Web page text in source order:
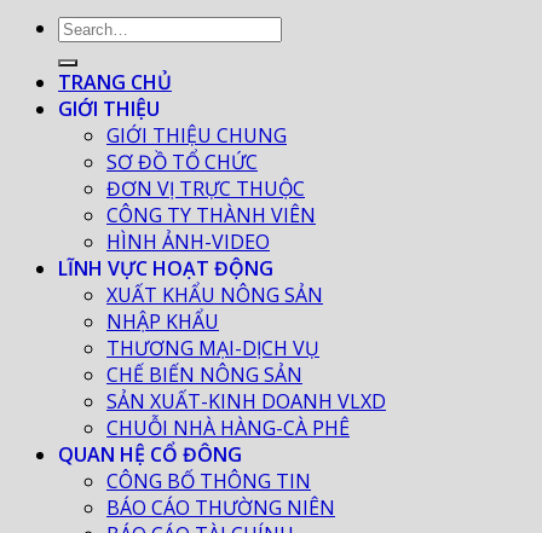
TRANG CHỦ
GIỚI THIỆU
GIỚI THIỆU CHUNG
SƠ ĐỒ TỔ CHỨC
ĐƠN VỊ TRỰC THUỘC
CÔNG TY THÀNH VIÊN
HÌNH ẢNH-VIDEO
LĨNH VỰC HOẠT ĐỘNG
XUẤT KHẨU NÔNG SẢN
NHẬP KHẨU
THƯƠNG MẠI-DỊCH VỤ
CHẾ BIẾN NÔNG SẢN
SẢN XUẤT-KINH DOANH VLXD
CHUỖI NHÀ HÀNG-CÀ PHÊ
QUAN HỆ CỔ ĐÔNG
CÔNG BỐ THÔNG TIN
BÁO CÁO THƯỜNG NIÊN